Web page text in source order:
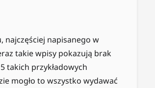
najczęściej napisanego w
takie wpisy pokazują brak
takich przykładowych
mogło to wszystko wydawać